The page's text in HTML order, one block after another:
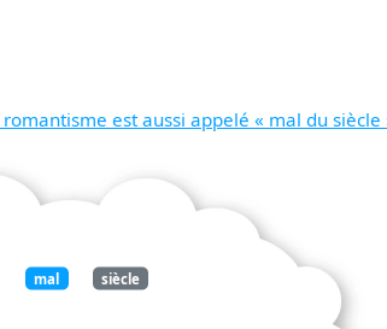
est aussi appelé « mal du siècle
mal siècle